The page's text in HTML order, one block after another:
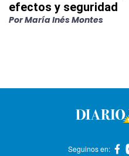
efectos y seguridad
PorMaría Inés Montes
Seguinos en: